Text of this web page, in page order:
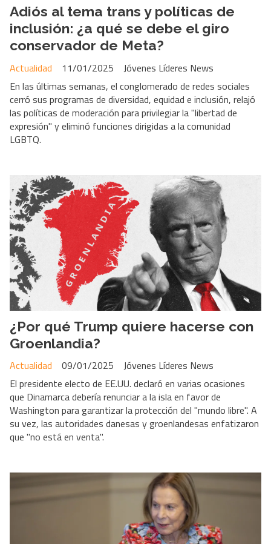
Adiós al tema trans y políticas de
inclusión: ¿a qué se debe el giro
conservador de Meta?
Jóvenes Líderes News
Actualidad
11/01/2025
En las últimas semanas, el conglomerado de redes sociales
cerró sus programas de diversidad, equidad e inclusión, relajó
las políticas de moderación para privilegiar la "libertad de
expresión" y eliminó funciones dirigidas a la comunidad
LGBTQ.
¿Por qué Trump quiere hacerse con
Groenlandia?
Jóvenes Líderes News
Actualidad
09/01/2025
El presidente electo de EE.UU. declaró en varias ocasiones
que Dinamarca debería renunciar a la isla en favor de
Washington para garantizar la protección del "mundo libre". A
su vez, las autoridades danesas y groenlandesas enfatizaron
que "no está en venta".